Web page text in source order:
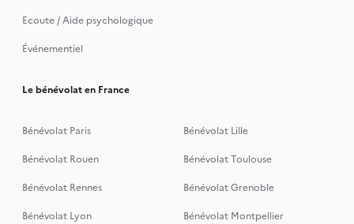
Ecoute / Aide psychologique
Événementiel
Le bénévolat en France
Bénévolat Paris
Bénévolat Lille
Bénévolat Rouen
Bénévolat Toulouse
Bénévolat Rennes
Bénévolat Grenoble
Bénévolat Lyon
Bénévolat Montpellier